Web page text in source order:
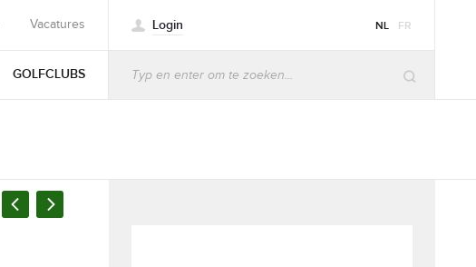
Vacatures Login NL FR
GOLFCLUBS